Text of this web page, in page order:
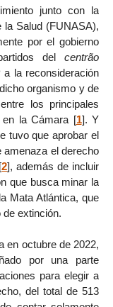
junto con la
la Salud (FUNASA),
por el gobierno
del centrão
la reconsideración
organismo y de
los principales
en la Cámara [1]. Y
tuvo que aprobar el
amenaza el derecho
[2], además de incluir
que busca minar la
Mata Atlántica, que
extinción.
en octubre de 2022,
por una parte
para elegir a
del total de 513